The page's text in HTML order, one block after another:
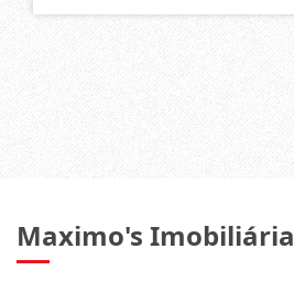
Maximo's Imobiliária